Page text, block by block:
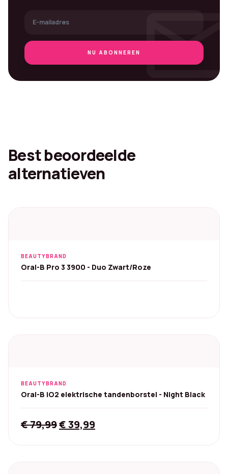
NU ABONNEREN
Best beoordeelde
alternatieven
BEAUTYBRAND
Oral-B Pro 3 3900 - Duo Zwart/Roze
BEAUTYBRAND
Oral-B iO2 elektrische tandenborstel - Night Black
€79,99Original
€ 79,99.
€39,99
€ 39,99.